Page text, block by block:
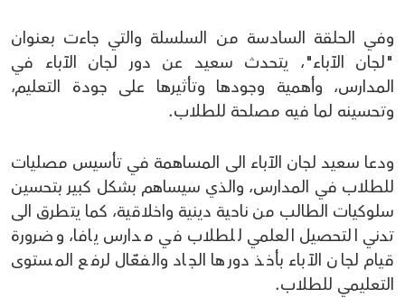
وفي الحلقة السادسة من السلسلة والتي جاءت بعنوان
"لجان الآباء"، يتحدث سعيد عن دور لجان الآباء في
المدارس، وأهمية وجودها وتأثيرها على جودة التعليم،
وتحسينه لما فيه مصلحة للطلاب.
ودعا سعيد لجان الآباء الى المساهمة في تأسيس مصليات
للطلاب في المدارس، والذي سيساهم بشكل كبير بتحسين
سلوكيات الطالب من ناحية دينية واخلاقية، كما يتطرق الى
تدني التحصيل العلمي للطلاب في مدارس يافا، وضرورة
قيام لجان الآباء بأخذ دورها الجاد والفعّال لرفع المستوى
التعليمي للطلاب.